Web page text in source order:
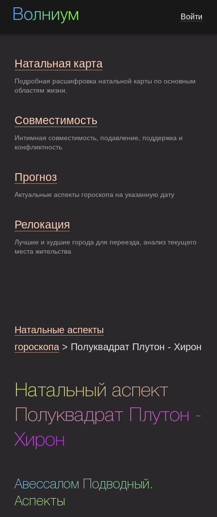
Волниум Войти
Натальная карта
Подробная расшифровка натальной карты по основным
областям жизни.
Совместимость
Интимная совместимость, подавление, поддержка и
конфликтность
Прогноз
Актуальные аспекты гороскопа на указанную дату
Релокация
Лучшие и худшие города для переезда, анализ текущего
места жительства
Натальные аспекты
гороскопа > Полуквадрат Плутон - Хирон
Натальный аспект
Полуквадрат Плутон -
Хирон
Авессалом Подводный.
Аспекты